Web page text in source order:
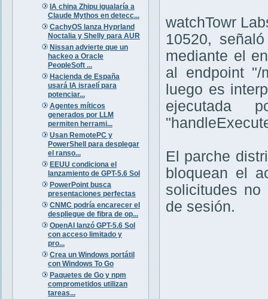
IA china Zhipu igualaría a
Claude Mythos en detecc...
CachyOS lanza Hyprland
Noctalia y Shelly para AUR
Nissan advierte que un
hackeo a Oracle
PeopleSoft ...
Hacienda de España
usará IA israelí para
potenciar...
Agentes míticos
generados por LLM
permiten herrami...
Usan RemotePC y
PowerShell para desplegar
el ranso...
EEUU condiciona el
lanzamiento de GPT-5.6 Sol
PowerPoint busca
presentaciones perfectas
CNMC podría encarecer el
despliegue de fibra de op...
OpenAI lanzó GPT-5.6 Sol
con acceso limitado y
pro...
Crea un Windows portátil
con Windows To Go
Paquetes de Go y npm
comprometidos utilizan
tareas...
watchTowr
10520,
mediante el
al endpoint "/
luego es
ejecutada
El parche
bloquean el
solicitudes no
de sesión.